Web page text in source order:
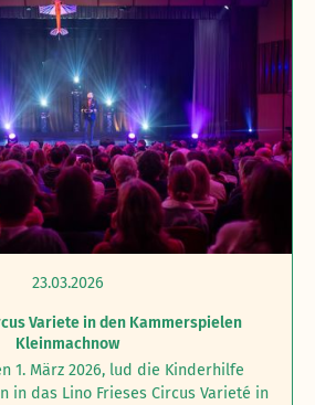
23.03.2026
Variete in den Kammerspielen
Kleinmachnow
1. März 2026, lud die Kinderhilfe
in das Lino Frieses Circus Varieté in